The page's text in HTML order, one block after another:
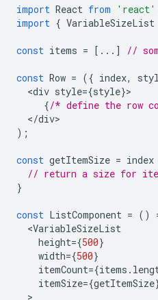
import React from
import
{
const items = [...] //
const Row = ({ index,
< div style={style
/* define the
</div
const getItemSize =
// return a size for
const ListComponent =
<VariableSizeList
height={500
width={500
itemCount={items.
itemSize={